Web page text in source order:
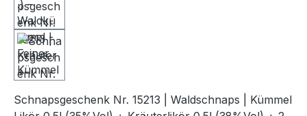
Schnapsgeschenk Nr. 15213 | Waldschnaps | Kümmel